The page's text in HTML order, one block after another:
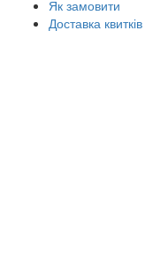
Як замовити
Доставка квитків